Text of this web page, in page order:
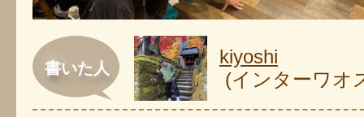
書いた人
kiyoshi
(インターワオ